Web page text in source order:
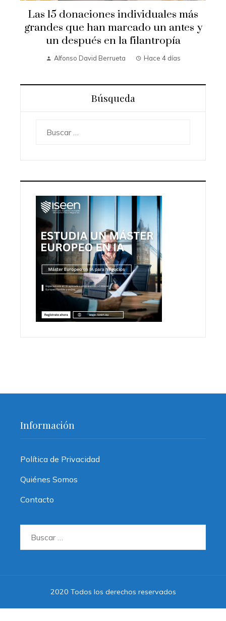
Las 15 donaciones individuales más
grandes que han marcado un antes y
un después en la filantropía
Alfonso David Berrueta Hace 4 días
Búsqueda
Información
Política de Privacidad
Quiénes Somos
Contacto
2020 Todos los derechos reservados